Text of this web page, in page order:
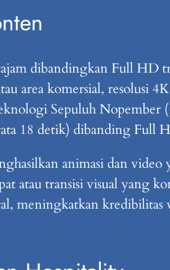
dibandingkan Full HD
area komersial, resolusi
Sepuluh Nopember
18 detik) dibanding Full
animasi dan video
atau transisi visual yang
meningkatkan kredibilitas